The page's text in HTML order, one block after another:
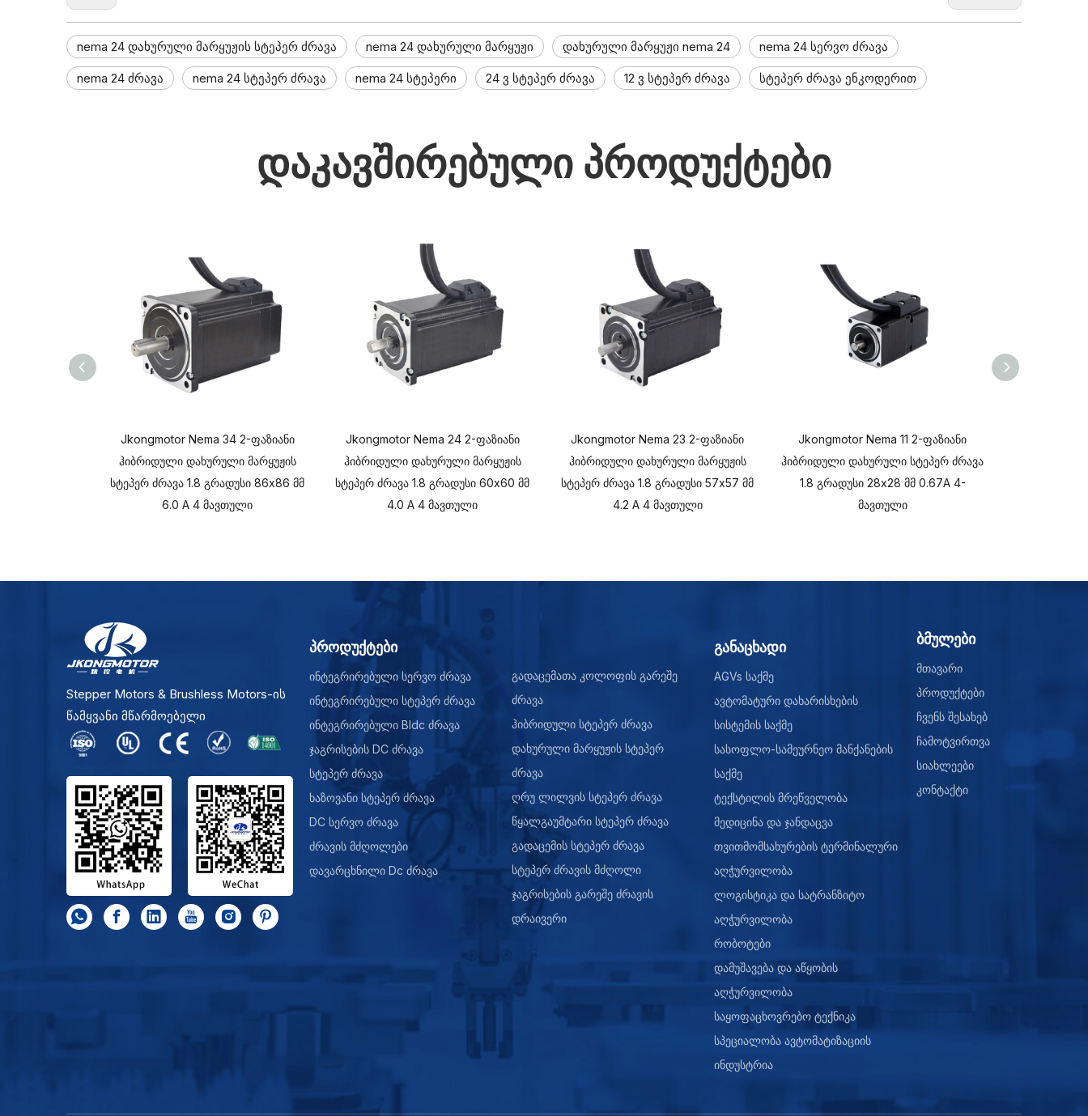
nema 24 დახურული მარყუჟის სტეპერ ძრავა nema 24 დახურული მარყუჟი დახურული მარყუჟი nema 24 nema 24 სერვო ძრავა
nema 24 ძრავა nema 24 სტეპერ ძრავა nema 24 სტეპერი 24 ვ სტეპერ ძრავა 12 ვ სტეპერ ძრავა სტეპერ ძრავა ენკოდერით
დაკავშირებული პროდუქტები
Jkongmotor Nema 34 2-ფაზიანი
ჰიბრიდული დახურული მარყუჟის
სტეპერ ძრავა 1.8 გრადუსი 86x86 მმ
6.0 A 4 მავთული
Jkongmotor Nema 24 2-ფაზიანი
ჰიბრიდული დახურული მარყუჟის
სტეპერ ძრავა 1.8 გრადუსი 60x60 მმ
4.0 A 4 მავთული
Jkongmotor Nema 23 2-ფაზიანი
ჰიბრიდული დახურული მარყუჟის
სტეპერ ძრავა 1.8 გრადუსი 57x57 მმ
4.2 A 4 მავთული
Jkongmotor Nema 11 2-ფაზიანი
ჰიბრიდული დახურული სტეპერ ძრავა
1.8 გრადუსი 28x28 მმ 0.67A 4-
მავთული
Stepper Motors & Brushless Motors-ის
წამყვანი მწარმოებელი
პროდუქტები
ინტეგრირებული სერვო ძრავა
ინტეგრირებული სტეპერ ძრავა
ინტეგრირებული Bldc ძრავა
ჯაგრისების DC ძრავა
სტეპერ ძრავა
ხაზოვანი სტეპერ ძრავა
DC სერვო ძრავა
ძრავის მძღოლები
დავარცხნილი Dc ძრავა
გადაცემათა კოლოფის გარეშე
ძრავა
ჰიბრიდული სტეპერ ძრავა
დახურული მარყუჟის სტეპერ
ძრავა
ღრუ ლილვის სტეპერ ძრავა
წყალგაუმტარი სტეპერ ძრავა
გადაცემის სტეპერ ძრავა
სტეპერ ძრავის მძღოლი
ჯაგრისების გარეშე ძრავის
დრაივერი
განაცხადი
AGVs საქმე
ავტომატური დახარისხების
სისტემის საქმე
სასოფლო-სამეურნეო მანქანების
საქმე
ტექსტილის მრეწველობა
მედიცინა და ჯანდაცვა
თვითმომსახურების ტერმინალური
აღჭურვილობა
ლოგისტიკა და სატრანზიტო
აღჭურვილობა
რობოტები
დამუშავება და აწყობის
აღჭურვილობა
საყოფაცხოვრებო ტექნიკა
სპეციალობა ავტომატიზაციის
ინდუსტრია
ბმულები
მთავარი
პროდუქტები
ჩვენს შესახებ
ჩამოტვირთვა
სიახლეები
კონტაქტი